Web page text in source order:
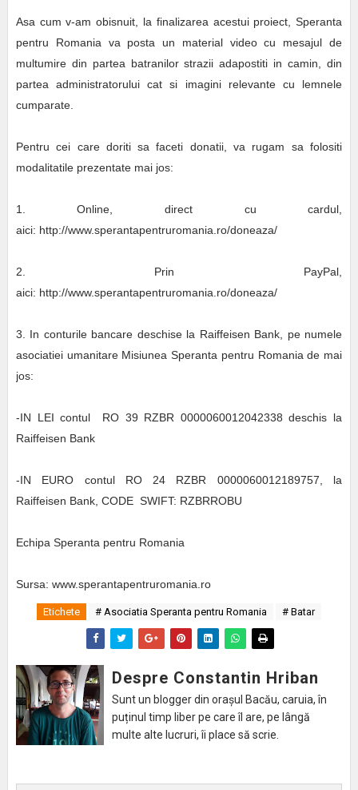
Asa cum v-am obisnuit, la finalizarea acestui proiect, Speranta
pentru Romania va posta un material video cu mesajul de
multumire din partea batranilor strazii adapostiti in camin, din
partea administratorului cat si imagini relevante cu lemnele
cumparate.
Pentru cei care doriti sa faceti donatii, va rugam sa folositi
modalitatile prezentate mai jos:
1. Online, direct cu cardul,
aici: http://www.sperantapentruromania.ro/doneaza/
2. Prin PayPal,
aici: http://www.sperantapentruromania.ro/doneaza/
3. In conturile bancare deschise la Raiffeisen Bank, pe numele
asociatiei umanitare Misiunea Speranta pentru Romania de mai
jos:
-IN LEI contul RO 39 RZBR 0000060012042338 deschis la
Raiffeisen Bank
-IN EURO contul RO 24 RZBR 0000060012189757, la
Raiffeisen Bank, CODE SWIFT: RZBRROBU
Echipa Speranta pentru Romania
Sursa: www.sperantapentruromania.ro
Etichete # Asociatia Speranta pentru Romania # Batar
Despre Constantin Hriban
Sunt un blogger din orașul Bacău, caruia, în
puținul timp liber pe care îl are, pe lângă
multe alte lucruri, îi place să scrie.